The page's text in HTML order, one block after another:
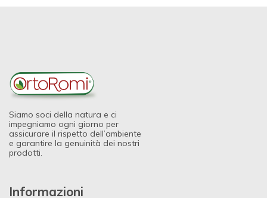
Siamo soci della natura e ci
impegniamo ogni giorno per
assicurare il rispetto dell’ambiente
e garantire la genuinità dei nostri
prodotti.
Informazioni